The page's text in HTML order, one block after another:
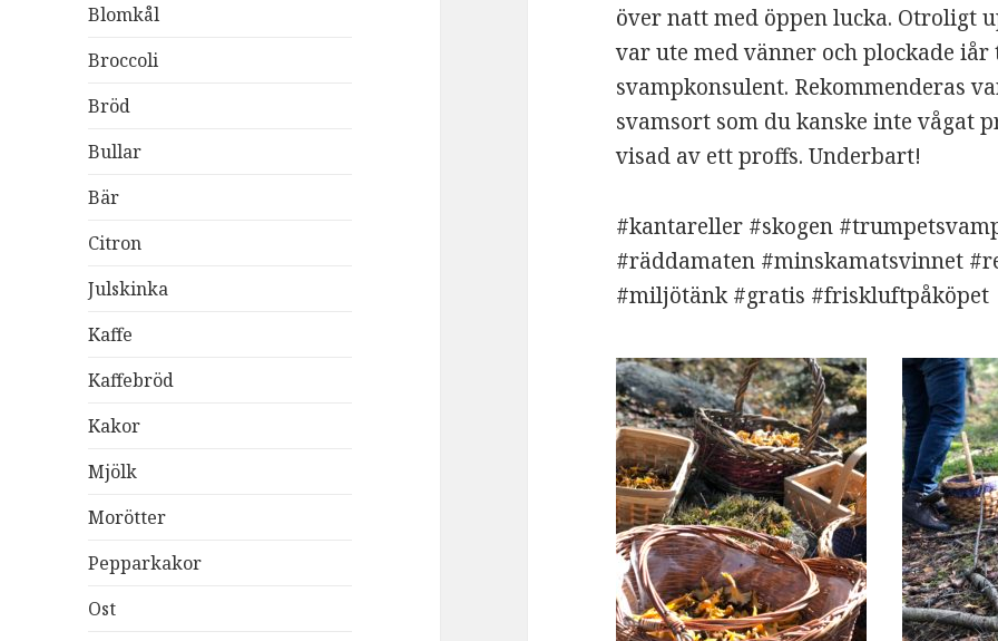
Blomkål
Broccoli
Bröd
Bullar
Bär
Citron
Julskinka
Kaffe
Kaffebröd
Kakor
Mjölk
Morötter
Pepparkakor
Ost
över natt med öppen lucka. Otroligt
var ute med vänner och plockade
svampkonsulent. Rekommenderas
svamsort som du kanske inte vågat
visad av ett proffs. Underbart!
#kantareller #skogen
#räddamaten #minskamatsvinnet
#miljötänk #gratis #friskluftpåköpet